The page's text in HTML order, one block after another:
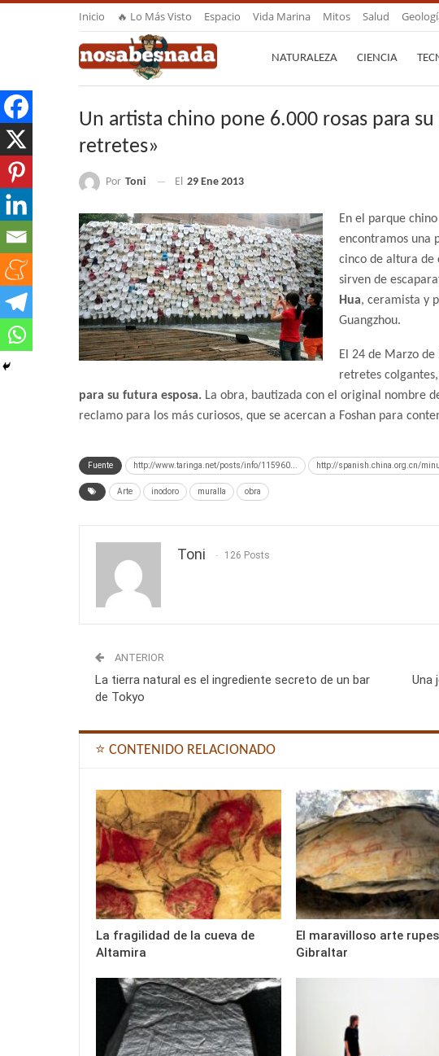
Inicio 🔥 Lo Más Visto Espacio Vida Marina Mitos Salud
NATURALEZA CIENCIA
Un artista chino pone 6.000 rosas para
retretes»
Por Toni El 29 Ene 2013
En el parque
encontramos una
cinco de altura de
sirven de
Hua, ceramista y
Guangzhou.
El 24 de Marzo
retretes
para su futura esposa. La obra, bautizada con el original nombre
reclamo para los más curiosos, que se acercan a Foshan para
Fuente http://www.taringa.net/posts/info/115960... http://spanish.china.org.cn/
Arte inodoro muralla obra
Toni 126 Posts
ANTERIOR
La tierra natural es el ingrediente secreto de un bar
de Tokyo
Una
⭐ CONTENIDO RELACIONADO
La fragilidad de la cueva de
Altamira
El maravilloso arte
Gibraltar